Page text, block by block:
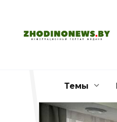
содержанию
Темы